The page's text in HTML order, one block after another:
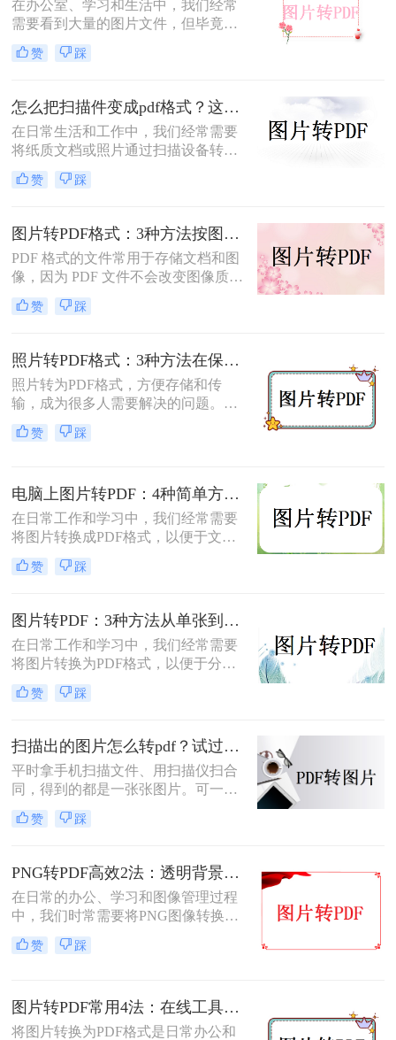
在办公室、学习和生活中，我们经常
需要看到大量的图片文件，但毕竟，
一张一张地看照片相对麻烦，所以我
们通常会把照片变成PDF。事实上，
天，我将教你图片转为pdf怎么弄免费
的。
赞 踩
怎么把扫描件变成pdf格式？这三种方法简单又实用！
在日常生活和工作中，我们经常需要
将纸质文档或照片通过扫描设备转化
为数字格式，并进一步将其保存为
PDF文件，以便于分享、存储和查
呢？本文将介绍三种将扫描件转换成
PDF格式的方法。
赞 踩
图片转PDF格式：3种方法按图片来源（手机/相机/截图）选！
PDF 格式的文件常用于存储文档和图
像，因为 PDF 文件不会改变图像质
量、版本或格式，而且可以在任何设
备之间轻松传输。如果你想将一些图
并成一个 PDF 文件，本文将介绍图片
如何转换为PDF格式。
赞 踩
照片转PDF格式：3种方法在保留EXIF信息和画质上的差异！
照片转为PDF格式，方便存储和传
输，成为很多人需要解决的问题。无
论是为了整理相册、备份照片，还是
为了表格化、合并分享，PDF格式都
简单而快速的方法，帮助您轻松实现
照片转PDF的操作。
赞 踩
电脑上图片转PDF：4种简单方法的操作步骤和DPI设置！
在日常工作和学习中，我们经常需要
将图片转换成PDF格式，以便于文件
的传输、存储和打印。那么电脑上怎
么图片转pdf呢？本文将介绍三种在电
您根据不同的需求选择最合适的方
法。
赞 踩
图片转PDF：3种方法从单张到批量转换的操作差异！
在日常工作和学习中，我们经常需要
将图片转换为PDF格式，以便于分
享、打印和存档。那么图片怎么转pdf
呢？本文将介绍三种常用的将图片转
同的需求选择最合适的方式。
赞 踩
扫描出的图片怎么转pdf？试过好用的几个办法！
平时拿手机扫描文件、用扫描仪扫合
同，得到的都是一张张图片。可一旦
要发给别人、归档保存或者打印出
来，PDF格式明显更正式、也更方
行，转完PDF却模糊了；十几页的扫
描件，一页一页转太磨人；还有些涉
及隐私的文件，不敢随便往在线工具
里传。
赞 踩
PNG转PDF高效2法：透明背景保留和文件压缩设置！
在日常的办公、学习和图像管理过程
中，我们时常需要将PNG图像转换为
PDF文件。PDF文件格式因其良好的
兼容性、稳定性和在不同设备上显示
片转PDF的方法。
赞 踩
图片转PDF常用4法：在线工具、桌面软件、手机APP和打印导出的适用边界！
将图片转换为PDF格式是日常办公和